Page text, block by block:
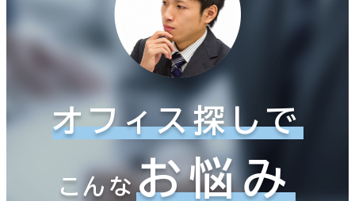
オフィス探しで
こんなお悩み